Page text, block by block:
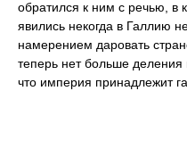
обратился к ним с речью, в
явились некогда в Галлию
намерением даровать
теперь нет больше
что империя принадлежит